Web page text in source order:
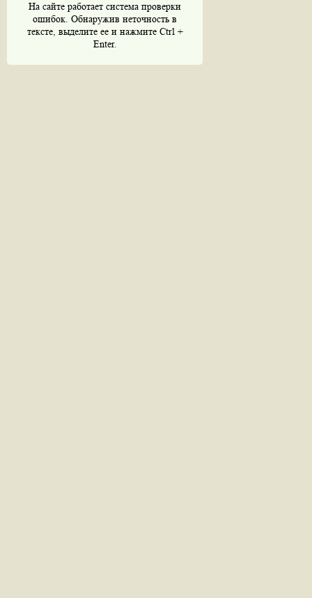
На сайте работает система проверки
ошибок. Обнаружив неточность в
тексте, выделите ее и нажмите Ctrl +
Enter.